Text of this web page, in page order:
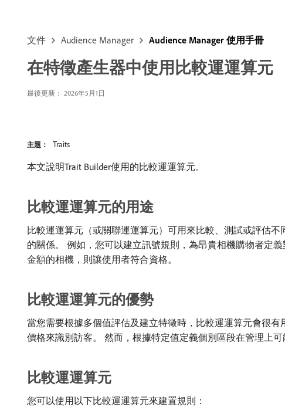
文件 Audience Manager Audience Manager 使用手冊
在特徵產生器中使用比較運運算元
最後更新： 2026年5月1日
主題： Traits
本文說明Trait Builder使用的比較運運算元。
比較運運算元的用途
比較運運算元（或關聯運運算元）可用來比較、測試或評估
的關係。 例如，您可以建立訊號規則，為昂貴相機購物者定
金額的相機，則讓使用者符合資格。
比較運運算元的優勢
當您需要根據多個值評估及建立特徵時，比較運運算元會很
價格來識別訪客。 然而，根據特定值定義個別區段在管理上
比較運運算元
您可以使用以下比較運運算元來建置規則：